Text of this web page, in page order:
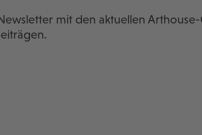
mit den aktuellen Arthouse-